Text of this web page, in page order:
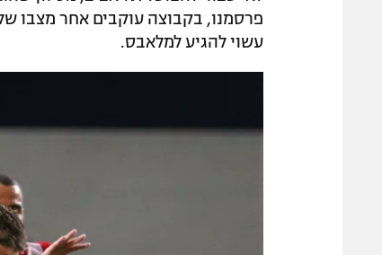
פרסמנו, בקבוצה עוקבים אחר מצבו של
עשוי להגיע למלאבס.